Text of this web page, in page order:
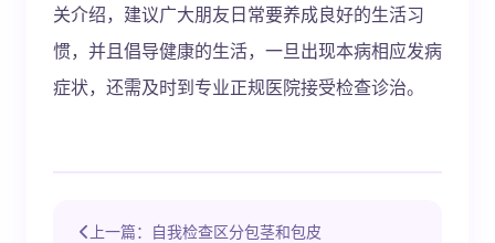
关介绍，建议广大朋友日常要养成良好的生活习
惯，并且倡导健康的生活，一旦出现本病相应发病
症状，还需及时到专业正规医院接受检查诊治。
上一篇：自我检查区分包茎和包皮